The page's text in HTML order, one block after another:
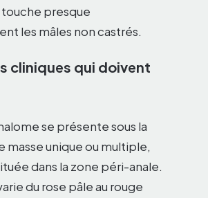
presque
les mâles non castrés.
cliniques qui doivent
se présente sous la
masse unique ou multiple,
dans la zone péri-anale.
du rose pâle au rouge